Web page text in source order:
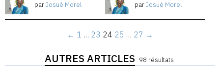
parJosué Morel parJosué Morel
← 1 … 23 24 25 … 27 →
AUTRES ARTICLES 98 résultats